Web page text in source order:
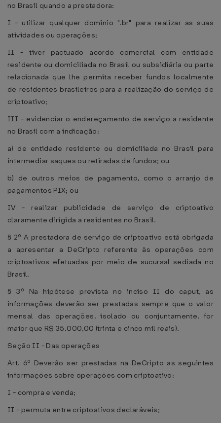
no Brasil quando a prestadora:
I - utilizar qualquer domínio ".br" para realizar as suas
atividades ou operações;
II - tiver pactuado acordo comercial com entidade
residente ou domiciliada no Brasil ou subsidiária ou parte
relacionada que lhe permita receber fundos localmente
de residentes brasileiros para a realização do serviço de
criptoativo;
III - evidenciar o endereçamento de serviço a residente
no Brasil com a indicação:
a) de entidade residente ou domiciliada no Brasil para
intermediar saques ou retiradas de fundos; ou
b) de outros meios de pagamento, como o arranjo de
pagamentos PIX; ou
IV - realizar publicidade de serviço de criptoativo
claramente dirigida a residentes no Brasil.
§ 2º A prestadora de serviço de criptoativo está obrigada
a apresentar a DeCripto referente às operações com
criptoativos efetuadas por meio de sucursal sediada no
Brasil.
§ 3º Na hipótese prevista no inciso II do caput, as
informações deverão ser prestadas sempre que o valor
mensal das operações, isolado ou conjuntamente, for
maior que R$ 35.000,00 (trinta e cinco mil reais).
Seção II - Das operações
Art. 6º Deverão ser prestadas na DeCripto as seguintes
informações sobre operações com criptoativo:
I - compra e venda;
II - permuta entre criptoativos declaráveis;